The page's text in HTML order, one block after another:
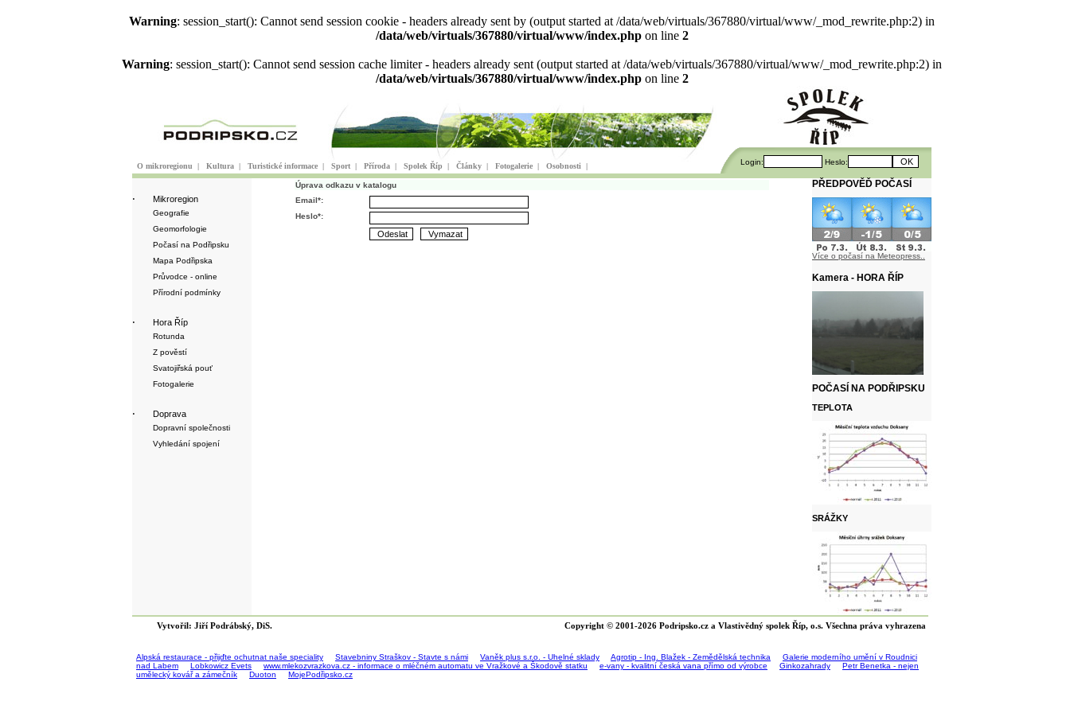
Warning: session_start(): Cannot send session cookie - headers already sent by (output started at /data/web/virtuals/367880/virtual/www/_mod_rewrite.php:2) in
/data/web/virtuals/367880/virtual/www/index.phpon line 2
Warning: session_start(): Cannot send session cache limiter - headers already sent (output started at /data/web/virtuals/367880/virtual/www/_mod_rewrite.php:2) in
/data/web/virtuals/367880/virtual/www/index.phpon line 2
O mikroregionu | Kultura | Turistické informace | Sport | Příroda | Spolek Říp | Články | Fotogalerie | Osobnosti | Login: Heslo:
· Mikroregion
Geografie
Geomorfologie
Počasí na Podřipsku
Mapa Podřipska
Průvodce - online
Přírodní podmínky
· Hora Říp
Rotunda
Z pověstí
Svatojiřská pouť
Fotogalerie
· Doprava
Dopravní společnosti
Vyhledání spojení
Úprava odkazu v katalogu
Email*:
Heslo*:
PŘEDPOVĚĎ POČASÍ
Více o počasí na Meteopress..
Kamera - HORA ŘÍP
POČASÍ NA PODŘIPSKU
TEPLOTA
SRÁŽKY
Vytvořil: Jiří Podrábský, DiS. Copyright © 2001-2026 Podripsko.cz a Vlastivědný spolek Říp, o.s. Všechna práva vyhrazena
Alpská restaurace - přijďte ochutnat naše speciality Stavebniny Straškov - Stavte s námi Vaněk plus s.r.o. - Uhelné sklady Agrotip - Ing. Blažek - Zemědělská technika
Galerie moderního umění v Roudnici
nad Labem
Lobkowicz Evets www.mlekozvrazkova.cz - informace o mléčném automatu ve Vražkové a Škodově statku e-vany - kvalitní česká vana přímo od výrobce Ginkozahrady
Petr Benetka - nejen
umělecký kovář a zámečník
Duoton MojePodřipsko.cz